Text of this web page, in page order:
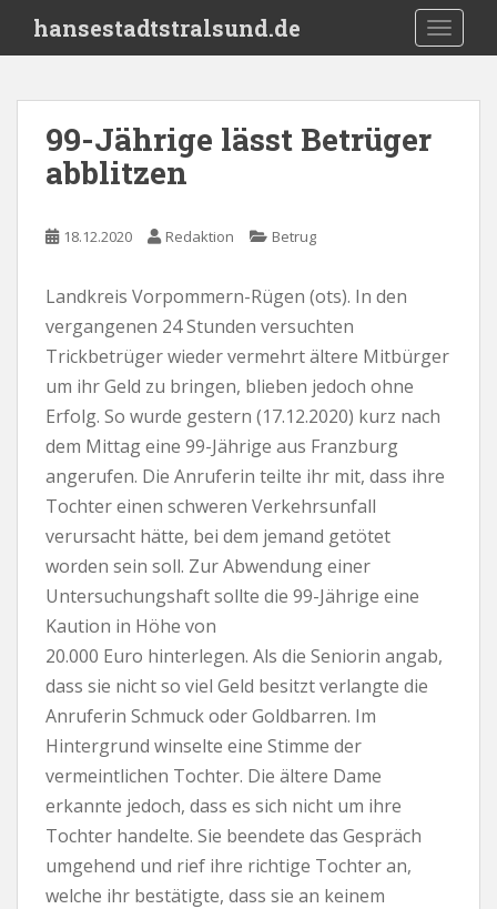
i
hansestadtstralsund.de
99-Jährige lässt Betrüger
abblitzen
18.12.2020 Redaktion Betrug
Landkreis Vorpommern-Rügen (ots). In den
vergangenen 24 Stunden versuchten
Trickbetrüger wieder vermehrt ältere Mitbürger
um ihr Geld zu bringen, blieben jedoch ohne
Erfolg. So wurde gestern (17.12.2020) kurz nach
dem Mittag eine 99-Jährige aus Franzburg
angerufen. Die Anruferin teilte ihr mit, dass ihre
Tochter einen schweren Verkehrsunfall
verursacht hätte, bei dem jemand getötet
worden sein soll. Zur Abwendung einer
Untersuchungshaft sollte die 99-Jährige eine
Kaution in Höhe von
20.000 Euro hinterlegen. Als die Seniorin angab,
dass sie nicht so viel Geld besitzt verlangte die
Anruferin Schmuck oder Goldbarren. Im
Hintergrund winselte eine Stimme der
vermeintlichen Tochter. Die ältere Dame
erkannte jedoch, dass es sich nicht um ihre
Tochter handelte. Sie beendete das Gespräch
umgehend und rief ihre richtige Tochter an,
welche ihr bestätigte, dass sie an keinem